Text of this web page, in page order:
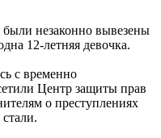
были незаконно вывезены
12-летняя девочка.
с временно
Центр защиты прав
о преступлениях